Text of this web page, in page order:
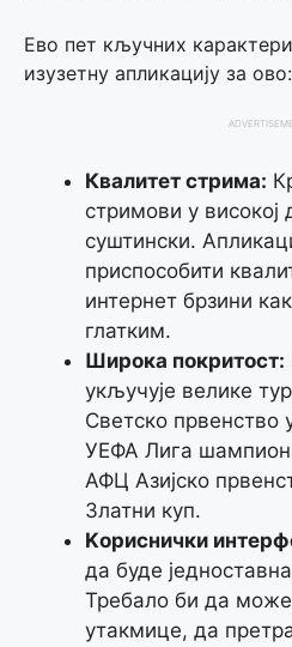
Ево пет кључних
изузетну апликацију за ово:
Квалитет стрима:
стримови у високој
суштински.
приспособити
интернет брзини
глатким.
Широка покритост:
укључује велике
Светско
УЕФА Лига
АФЦ Азијско
Златни куп.
Kориснички
да буде
Требало би да
утакмице, да